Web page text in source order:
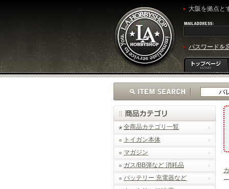
大阪を拠点と
パスワードを
全商品カテゴリ一覧
トイガン本体
マガジン
ガス/BB弾など 消耗品
バッテリー 充電器など